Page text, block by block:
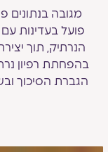
פועל בעדינות
הנרתיק, תוך
בהפחתת רפיון
הגברת הסיכוך